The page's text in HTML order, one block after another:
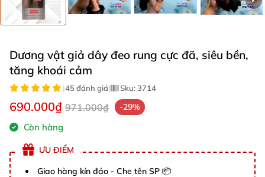
Dương vật giả dây đeo rung cực đã, siêu bền,
tăng khoái cảm
|45 đánh giá| Sku:3714
690.000₫ 971.000₫ -29%
Còn hàng
ƯU ĐIỂM
Giao hàng kín đáo - Che tên SP 📦